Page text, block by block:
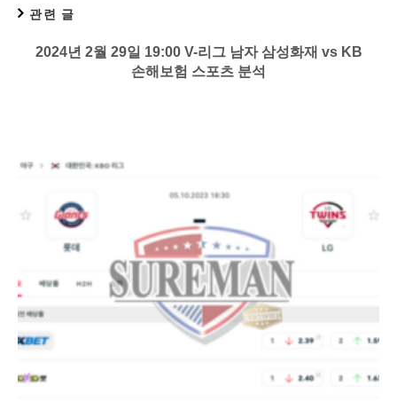
관련 글
2024년 2월 29일 19:00 V-리그 남자 삼성화재 vs KB
손해보험 스포츠 분석